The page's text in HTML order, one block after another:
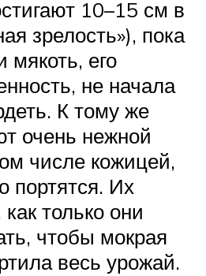
10–15 см в
зрелость»), пока
мякоть, его
не начала
К тому же
очень нежной
числе кожицей,
портятся. Их
только они
чтобы мокрая
весь урожай.